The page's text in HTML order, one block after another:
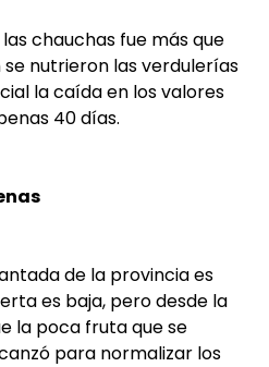
chauchas fue más que
nutrieron las verdulerías
la caída en los valores
40 días.
de la provincia es
es baja, pero desde la
la poca fruta que se
para normalizar los